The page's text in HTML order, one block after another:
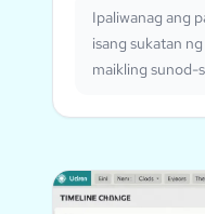
Ipaliwanag ang
isang sukatan
maikling sunod-